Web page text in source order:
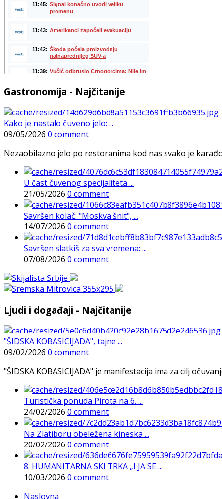
Gastronomija - Najčitanije
Kako je nastalo čuveno jelo: ...
09/05/2026 0 comment
Nezaobilazno jelo po restoranima kod nas svako je
U čast čuvenog specijaliteta ...
21/05/2026 0 comment
Savršen kolač: "Moskva šnit", ...
14/07/2026 0 comment
Savršen slatkiš za sva vremena: ...
07/08/2026 0 comment
Ljudi i događaji - Najčitanije
"ŠIDSKA KOBASICIJADA", tajne ...
09/02/2026 0 comment
"ŠIDSKA KOBASICIJADA" je manifestacija ima za cilj
Turistička ponuda Pirota na 6. ...
24/02/2026 0 comment
Na Zlatiboru obeležena kineska ...
20/02/2026 0 comment
8. HUMANITARNA SKI TRKA „I JA SE ...
10/03/2026 0 comment
Naslovna